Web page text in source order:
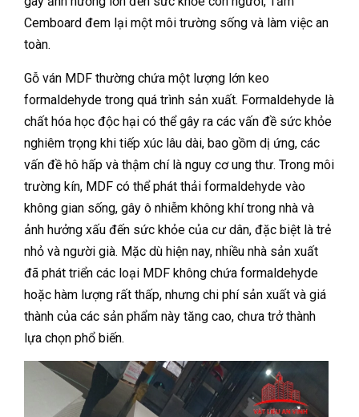
Cemboard đem lại một môi trường sống và làm việc an
toàn.
Gỗ ván MDF thường chứa một lượng lớn keo
formaldehyde trong quá trình sản xuất. Formaldehyde là
chất hóa học độc hại có thể gây ra các vấn đề sức khỏe
nghiêm trọng khi tiếp xúc lâu dài, bao gồm dị ứng, các
vấn đề hô hấp và thậm chí là nguy cơ ung thư. Trong môi
trường kín, MDF có thể phát thải formaldehyde vào
không gian sống, gây ô nhiễm không khí trong nhà và
ảnh hưởng xấu đến sức khỏe của cư dân, đặc biệt là trẻ
nhỏ và người già. Mặc dù hiện nay, nhiều nhà sản xuất
đã phát triển các loại MDF không chứa formaldehyde
hoặc hàm lượng rất thấp, nhưng chi phí sản xuất và giá
thành của các sản phẩm này tăng cao, chưa trở thành
lựa chọn phổ biến.